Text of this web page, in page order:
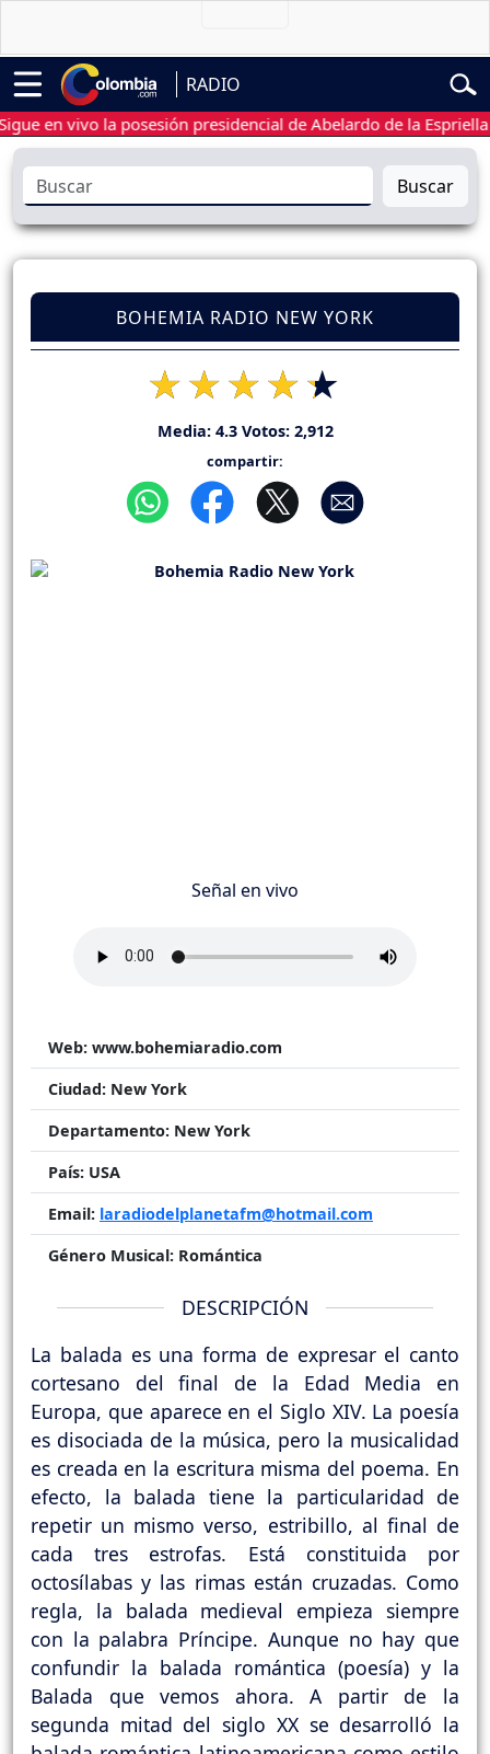
RADIO
en vivo la posesión presidencial de Abelardo de la Espriella
Buscar
BOHEMIA RADIO NEW YORK
Media: 4.3Votos: 2,912
compartir:
Señal en vivo
Web: www.bohemiaradio.com
Ciudad: New York
Departamento: New York
País: USA
Email: laradiodelplanetafm@hotmail.com
Género Musical: Romántica
DESCRIPCIÓN
La balada es una forma de expresar el canto
cortesano del final de la Edad Media en
Europa, que aparece en el Siglo XIV. La poesía
es disociada de la música, pero la musicalidad
es creada en la escritura misma del poema. En
efecto, la balada tiene la particularidad de
repetir un mismo verso, estribillo, al final de
cada tres estrofas. Está constituida por
octosílabas y las rimas están cruzadas. Como
regla, la balada medieval empieza siempre
con la palabra Príncipe. Aunque no hay que
confundir la balada romántica (poesía) y la
Balada que vemos ahora. A partir de la
segunda mitad del siglo XX se desarrolló la